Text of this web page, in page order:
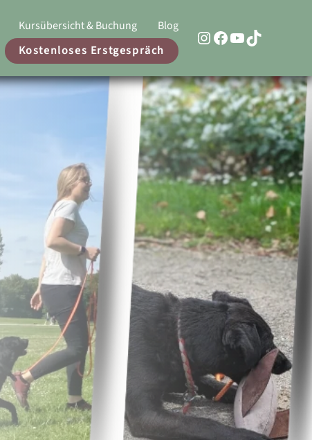
Kursübersicht & Buchung
Blog
Kostenloses Erstgespräch
Link zur Instagram Seite von Hundeschule Kämmerling
Link zur Facebook Seite von Hundeschule Kämmerling
Link zum Youtube Kanal von Hundeschule
TikTok